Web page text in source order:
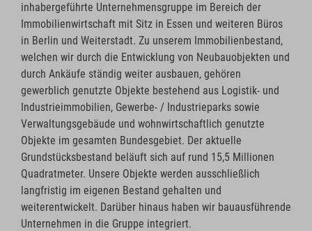
inhabergeführte Unternehmensgruppe im Bereich der
Immobilienwirtschaft mit Sitz in Essen und weiteren Büros
in Berlin und Weiterstadt. Zu unserem Immobilienbestand,
welchen wir durch die Entwicklung von Neubauobjekten und
durch Ankäufe ständig weiter ausbauen, gehören
gewerblich genutzte Objekte bestehend aus Logistik- und
Industrieimmobilien, Gewerbe- / Industrieparks sowie
Verwaltungsgebäude und wohnwirtschaftlich genutzte
Objekte im gesamten Bundesgebiet. Der aktuelle
Grundstücksbestand beläuft sich auf rund 15,5 Millionen
Quadratmeter. Unsere Objekte werden ausschließlich
langfristig im eigenen Bestand gehalten und
weiterentwickelt. Darüber hinaus haben wir bauausführende
Unternehmen in die Gruppe integriert.